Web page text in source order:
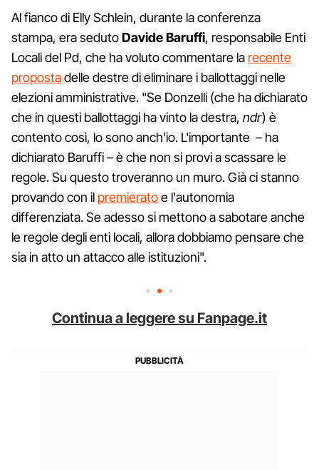
Al fianco di Elly Schlein, durante la conferenza
stampa, era sedutoDavide Baruffi, responsabile Enti
Locali del Pd, che ha voluto commentare la recente
propostadelle destre di eliminare i ballottaggi nelle
elezioni amministrative. "Se Donzelli (che ha dichiarato
che in questi ballottaggi ha vinto la destra, ndr) è
contento così, lo sono anch'io. L'importante – ha
dichiarato Baruffi – è che non si provi a scassare le
regole. Su questo troveranno un muro. Già ci stanno
provando con il premieratoe l'autonomia
differenziata. Se adesso si mettono a sabotare anche
le regole degli enti locali, allora dobbiamo pensare che
sia in atto un attacco alle istituzioni".
Continua a leggere su Fanpage.it